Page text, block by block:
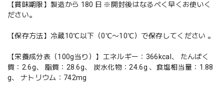
【賞味期限】製造から 180 日 ※開封後はなるべく早くお使いく
ださい。
【保存方法】冷蔵10℃以下（0℃〜10℃）で保存してください 。
【栄養成分表（100g当り）】エネルギー：366kcal、 たんぱく
質：2.6g、 脂質：28.6g、 炭水化物：24.6g 、食塩相当量：1.88
g、 ナトリウム：742mg